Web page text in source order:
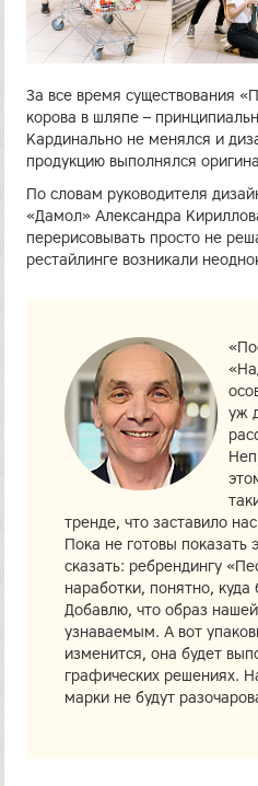
За все время существования
корова в шляпе –
Кардинально не менялся и
продукцию выполнялся
По словам руководителя
«Дамол» Александра
перерисовывать просто не
рестайлинге возникали
уж
тренде, что заставило
Пока не готовы показать
сказать: ребрендингу
наработки, понятно, куда
Добавлю, что образ
узнаваемым. А вот
изменится, она будет
графических решениях.
марки не будут